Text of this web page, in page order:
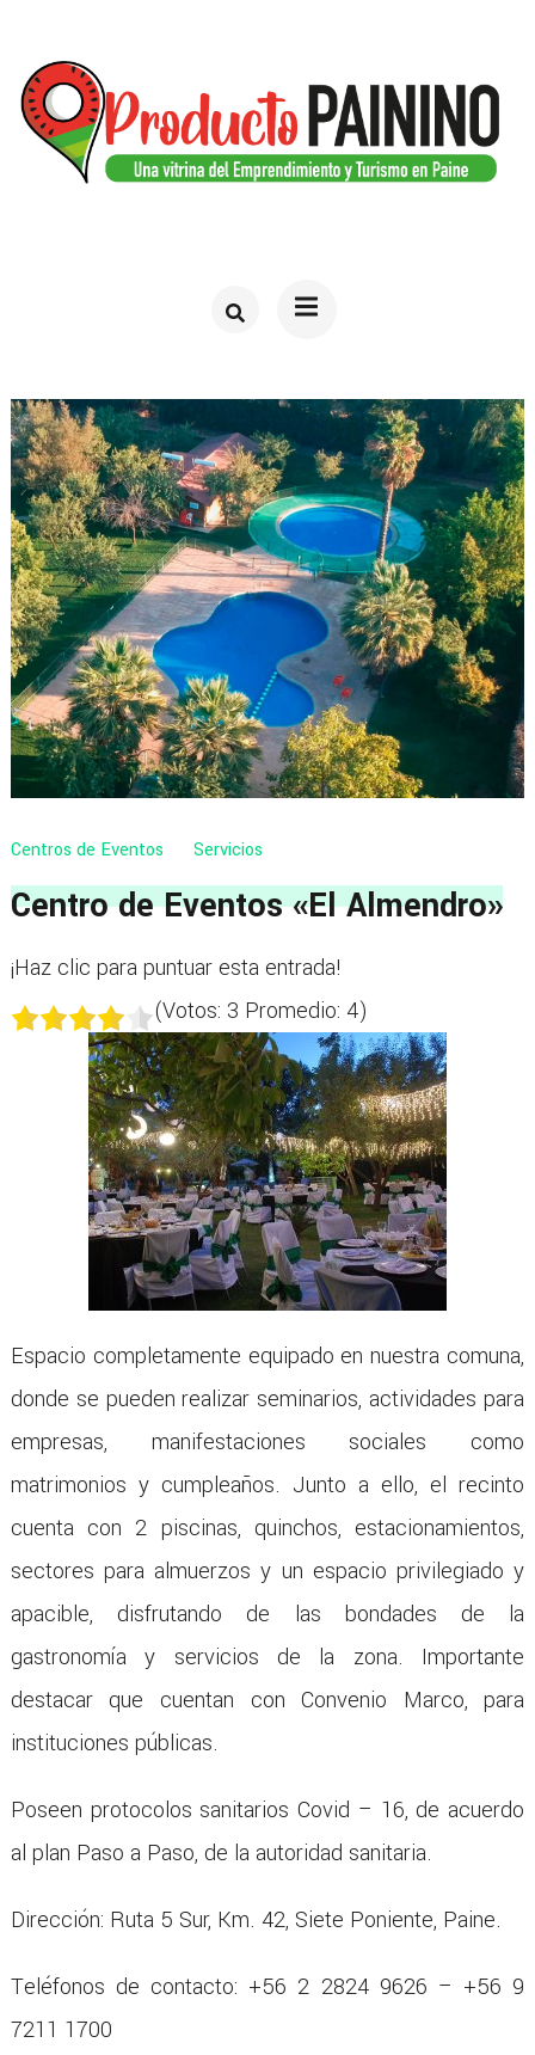
contenido
(presiona
Centros de Eventos Servicios
Centro de Eventos «El Almendro»
¡Haz clic para puntuar esta entrada!
(Votos: 3 Promedio: 4)
Espacio completamente equipado en nuestra comuna,
donde se pueden realizar seminarios, actividades para
empresas, manifestaciones sociales como
matrimonios y cumpleaños. Junto a ello, el recinto
cuenta con 2 piscinas, quinchos, estacionamientos,
sectores para almuerzos y un espacio privilegiado y
apacible, disfrutando de las bondades de la
gastronomía y servicios de la zona. Importante
destacar que cuentan con Convenio Marco, para
instituciones públicas.
Poseen protocolos sanitarios Covid – 16, de acuerdo
al plan Paso a Paso, de la autoridad sanitaria.
Dirección: Ruta 5 Sur, Km. 42, Siete Poniente, Paine.
Teléfonos de contacto: +56 2 2824 9626 – +56 9
7211 1700